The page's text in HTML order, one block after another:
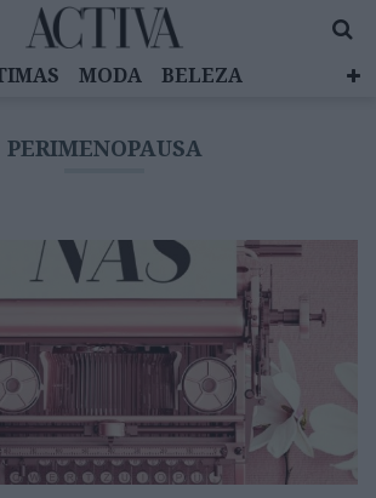
MODA
BELEZA
MULHERES INSPIRADORAS
PERIMENOPAUSA